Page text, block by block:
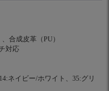
合成皮革（PU）
対応
ネイビー/ホワイト、35:グリ